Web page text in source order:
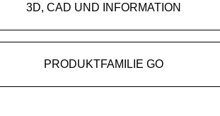
3D, CAD UND INFORMATION
PRODUKTFAMILIE GO